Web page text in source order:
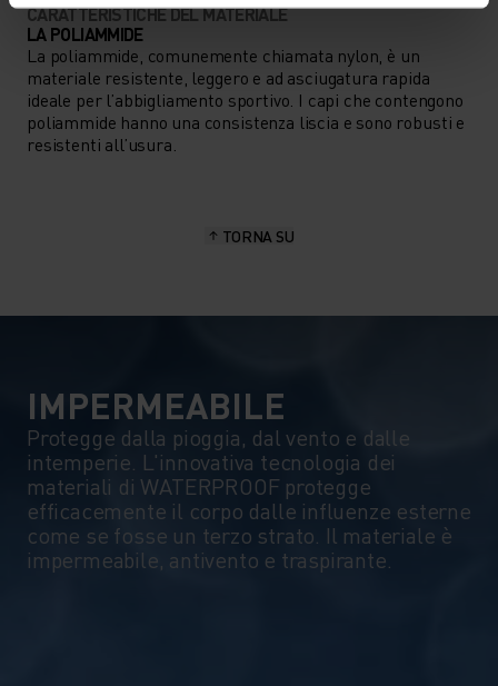
CARATTERISTICHE DEL MATERIALE
LA POLIAMMIDE
La poliammide, comunemente chiamata nylon, è un
materiale resistente, leggero e ad asciugatura rapida
ideale per l’abbigliamento sportivo. I capi che contengono
poliammide hanno una consistenza liscia e sono robusti e
resistenti all’usura.
TORNA SU
IMPERMEABILE
Protegge dalla pioggia, dal vento e dalle
intemperie. L'innovativa tecnologia dei
materiali di WATERPROOF protegge
efficacemente il corpo dalle influenze esterne
come se fosse un terzo strato. Il materiale è
impermeabile, antivento e traspirante.